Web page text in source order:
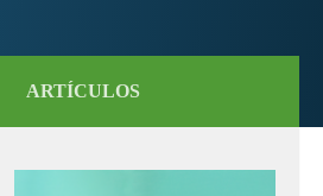
ARTÍCULOS